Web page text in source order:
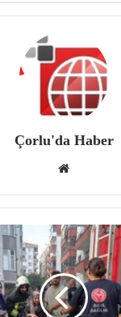
Çorlu'da Haber
site
si